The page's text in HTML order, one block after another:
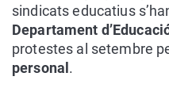
sindicats educatius
Departament
protestes al setembre
personal .